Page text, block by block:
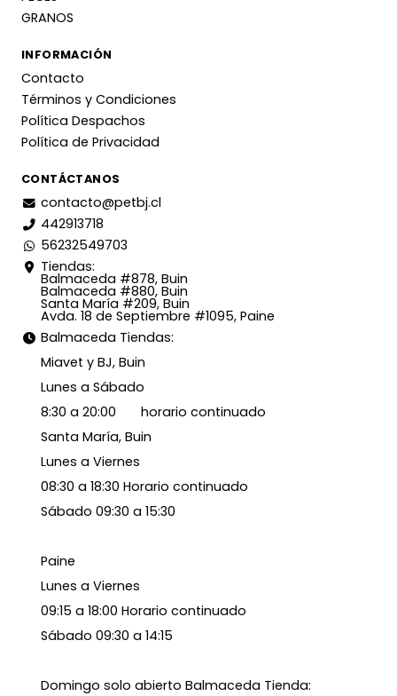
GRANOS
INFORMACIÓN
Contacto
Términos y Condiciones
Política Despachos
Política de Privacidad
CONTÁCTANOS
contacto@petbj.cl
442913718
56232549703
Tiendas:
Balmaceda #878, Buin
Balmaceda #880, Buin
Santa María #209, Buin
Avda. 18 de Septiembre #1095, Paine
Balmaceda Tiendas:
Miavet y BJ, Buin
Lunes a Sábado
8:30 a 20:00 horario continuado
Santa María, Buin
Lunes a Viernes
08:30 a 18:30 Horario continuado
Sábado 09:30 a 15:30
Paine
Lunes a Viernes
09:15 a 18:00 Horario continuado
Sábado 09:30 a 14:15
Domingo solo abierto Balmaceda Tienda: